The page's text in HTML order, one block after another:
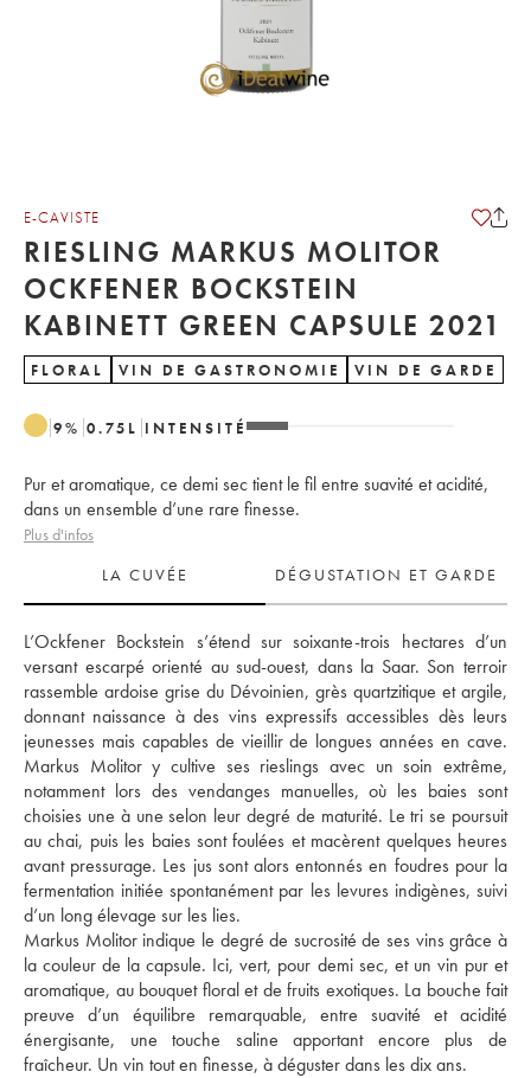
E-CAVISTE
RIESLING MARKUS MOLITOR
OCKFENER BOCKSTEIN
KABINETT GREEN CAPSULE 2021
FLORAL VIN DE GASTRONOMIE VIN DE GARDE
9% 0.75 L INTENSITÉ
Pur et aromatique, ce demi sec tient le fil entre suavité et acidité,
dans un ensemble d’une rare finesse.
Plus d'infos
LA CUVÉE
DÉGUSTATION ET GARDE
L’Ockfener Bockstein s’étend sur soixante-trois hectares d’un
versant escarpé orienté au sud-ouest, dans la Saar. Son terroir
rassemble ardoise grise du Dévoinien, grès quartzitique et argile,
donnant naissance à des vins expressifs accessibles dès leurs
jeunesses mais capables de vieillir de longues années en cave.
Markus Molitor y cultive ses rieslings avec un soin extrême,
notamment lors des vendanges manuelles, où les baies sont
choisies une à une selon leur degré de maturité. Le tri se poursuit
au chai, puis les baies sont foulées et macèrent quelques heures
avant pressurage. Les jus sont alors entonnés en foudres pour la
fermentation initiée spontanément par les levures indigènes, suivi
d’un long élevage sur les lies.
Markus Molitor indique le degré de sucrosité de ses vins grâce à
la couleur de la capsule. Ici, vert, pour demi sec, et un vin pur et
aromatique, au bouquet floral et de fruits exotiques. La bouche fait
preuve d’un équilibre remarquable, entre suavité et acidité
énergisante, une touche saline apportant encore plus de
fraîcheur. Un vin tout en finesse, à déguster dans les dix ans.